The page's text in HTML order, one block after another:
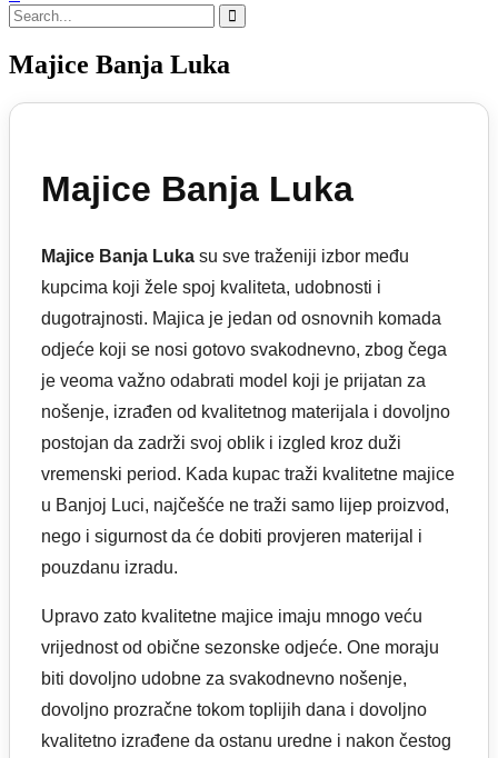
Majice Banja Luka
Majice Banja Luka
Majice Banja Luka su sve traženiji izbor među
kupcima koji žele spoj kvaliteta, udobnosti i
dugotrajnosti. Majica je jedan od osnovnih komada
odjeće koji se nosi gotovo svakodnevno, zbog čega
je veoma važno odabrati model koji je prijatan za
nošenje, izrađen od kvalitetnog materijala i dovoljno
postojan da zadrži svoj oblik i izgled kroz duži
vremenski period. Kada kupac traži kvalitetne majice
u Banjoj Luci, najčešće ne traži samo lijep proizvod,
nego i sigurnost da će dobiti provjeren materijal i
pouzdanu izradu.
Upravo zato kvalitetne majice imaju mnogo veću
vrijednost od obične sezonske odjeće. One moraju
biti dovoljno udobne za svakodnevno nošenje,
dovoljno prozračne tokom toplijih dana i dovoljno
kvalitetno izrađene da ostanu uredne i nakon čestog